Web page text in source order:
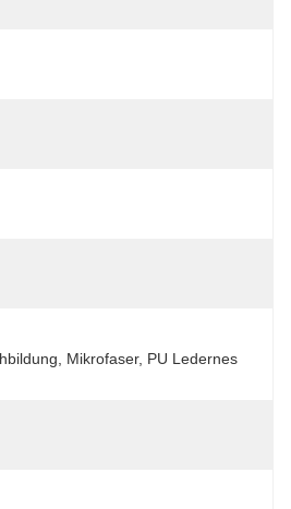
Mikrofaser, PU Ledernes